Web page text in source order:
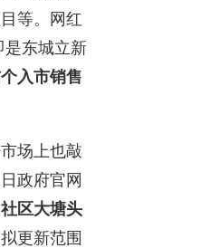
等。网红
是东城立新
入市销售
场上也敲
政府官网
区大塘头
更新范围